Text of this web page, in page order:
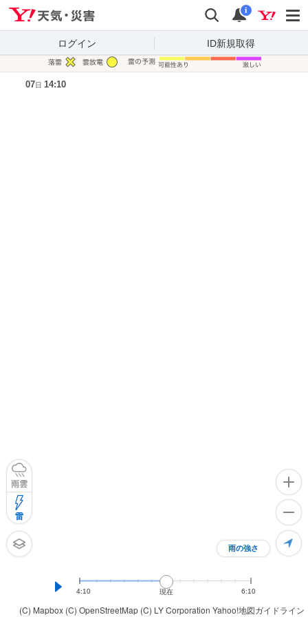
検索 通知
i
ログイン ID新規取得
(C) Mapbox (C) OpenStreetMap (C) LY Corporation Yahoo!地図ガイドライン
雨の強さ
雨雲
雷
4:10 現在 6:10
07日 14:10